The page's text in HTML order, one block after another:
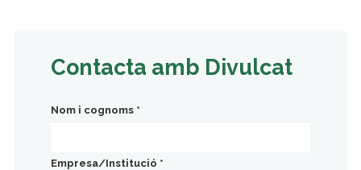
Contacta amb Divulcat
Nom i cognoms *
Empresa/Institució *